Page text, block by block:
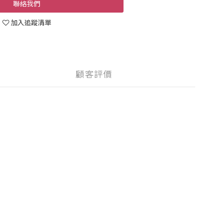
聯絡我們
加入追蹤清單
顧客評價